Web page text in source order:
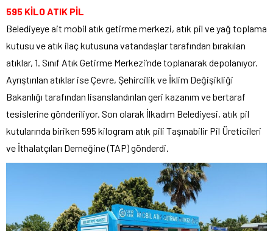
595 KİLO ATIK PİL
Belediyeye ait mobil atık getirme merkezi, atık pil ve yağ toplama
kutusu ve atık ilaç kutusuna vatandaşlar tarafından bırakılan
atıklar, 1. Sınıf Atık Getirme Merkezi’nde toplanarak depolanıyor.
Ayrıştırılan atıklar ise Çevre, Şehircilik ve İklim Değişikliği
Bakanlığı tarafından lisanslandırılan geri kazanım ve bertaraf
tesislerine gönderiliyor. Son olarak İlkadım Belediyesi, atık pil
kutularında biriken 595 kilogram atık pili Taşınabilir Pil Üreticileri
ve İthalatçıları Derneğine (TAP) gönderdi.